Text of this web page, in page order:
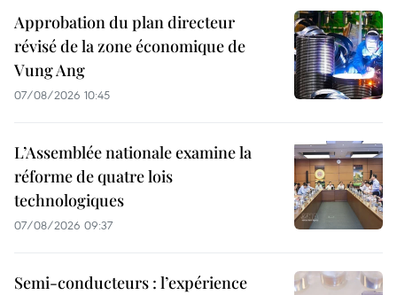
Approbation du plan directeur
révisé de la zone économique de
Vung Ang
07/08/2026 10:45
L’Assemblée nationale examine la
réforme de quatre lois
technologiques
07/08/2026 09:37
Semi-conducteurs : l’expérience